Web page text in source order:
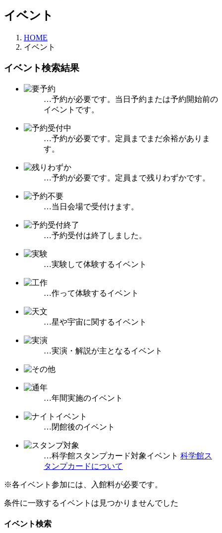
イベント
HOME
イベント
イベント検索結果
…予約が必要です。当日予約または予約開始前の
イベントです。
…予約が必要です。定員までまだ余裕がありま
す。
…予約が必要です。定員まで残りわずかです。
…当日会場で受付けます。
…予約受付は終了しました。
…実験して体験するイベント
…作って体験するイベント
…星や宇宙に関するイベント
…実演・解説が主となるイベント
…年間実施のイベント
…閉館後のイベント
…科学館スタンプカード対象イベント 科学館ス
タンプカードについて
※各イベント参加には、入館料が必要です。
条件に一致するイベントは見つかりませんでした
イベント検索